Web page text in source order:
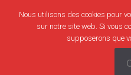
Nous utilisons des cookies pour
sur notre site web. Si vous
supposerons que